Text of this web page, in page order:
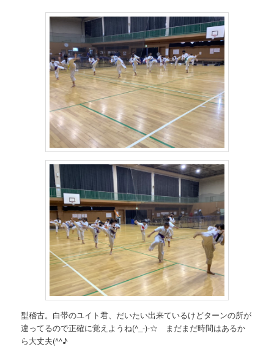
型稽古。白帯のユイト君、だいたい出来ているけどターンの所が
違ってるので正確に覚えようね(^_-)-☆ まだまだ時間はあるか
ら大丈夫(^^♪